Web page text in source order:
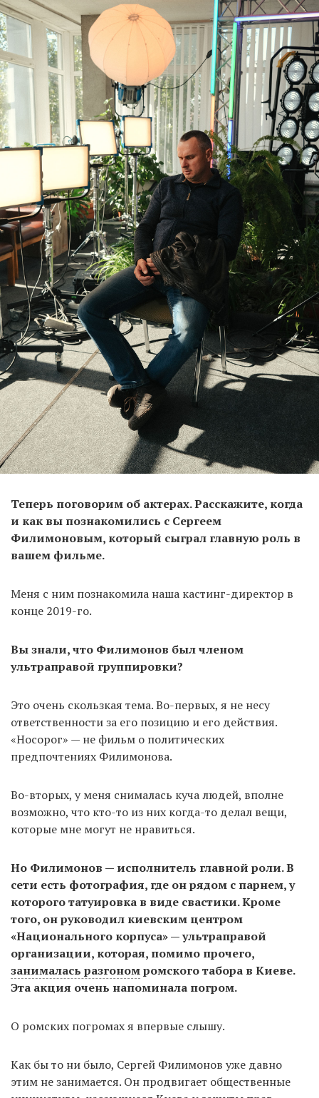
Теперь поговорим об актерах. Расскажите, когда
и как вы познакомились с Сергеем
Филимоновым, который сыграл главную роль в
вашем фильме.
Меня с ним познакомила наша кастинг-директор в
конце 2019-го.
Вы знали, что Филимонов был членом
ультраправой группировки?
Это очень скользкая тема. Во-первых, я не несу
ответственности за его позицию и его действия.
«Носорог» — не фильм о политических
предпочтениях Филимонова.
Во-вторых, у меня снималась куча людей, вполне
возможно, что кто-то из них когда-то делал вещи,
которые мне могут не нравиться.
Но Филимонов — исполнитель главной роли. В
сети есть фотография, где он рядом с парнем, у
которого татуировка в ​​виде свастики. Кроме
того, он руководил киевским центром
«Национального корпуса» — ультраправой
организации, которая, помимо прочего,
занималась разгономромского табора в Киеве.
Эта акция очень напоминала погром.
О ромских погромах я впервые слышу.
Как бы то ни было, Сергей Филимонов уже давно
этим не занимается. Он продвигает общественные